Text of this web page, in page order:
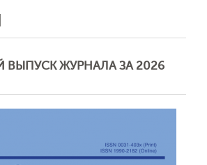
ВЫПУСК ЖУРНАЛА ЗА 2026